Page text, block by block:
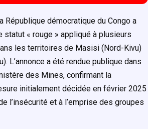
République démocratique du Congo a
« rouge » appliqué à plusieurs
les territoires de Masisi (Nord-Kivu)
L’annonce a été rendue publique dans
des Mines, confirmant la
initialement décidée en février 2025
l’insécurité et à l’emprise des groupes